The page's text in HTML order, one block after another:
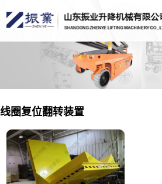
线圈复位翻转装置